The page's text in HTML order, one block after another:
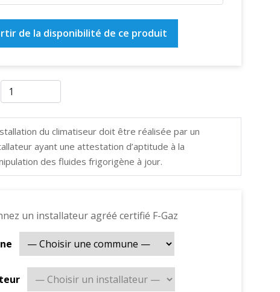
de la disponibilité de ce produit
du climatiseur doit être réalisée par un
ayant une attestation d’aptitude à la
des fluides frigorigène à jour.
un installateur agréé certifié F-Gaz